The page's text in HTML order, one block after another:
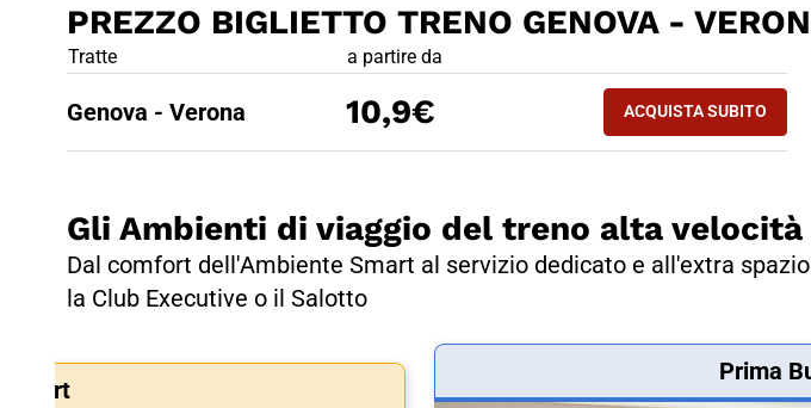
PREZZO BIGLIETTO TRENO GENOVA -
PREZZO BIGLIETTO TRENO GENOVA -
Tratte a partire da
Genova - Verona 10,9€ ACQUISTA SUBITO
Gli Ambienti di viaggio del treno alta
Dal comfort dell'Ambiente Smart al servizio dedicato e all'extra
la Club Executive o il Salotto
Smart
Prima